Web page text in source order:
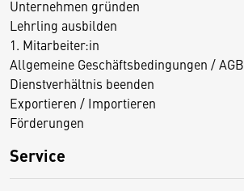
Unternehmen gründen
Lehrling ausbilden
1. Mitarbeiter:in
Allgemeine Geschäftsbedingungen / AGB
Dienstverhältnis beenden
Exportieren / Importieren
Förderungen
Service